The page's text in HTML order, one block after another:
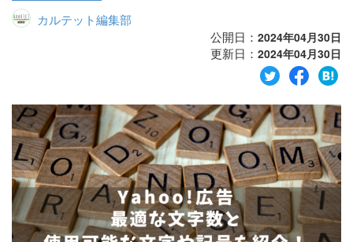
広告代理店・HP制作会社様へ
お問い合わせ
カルテット編集部
公開日： 2024年04月30日
更新日： 2024年04月30日